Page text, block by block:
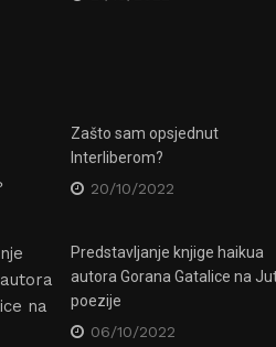
Zašto sam opsjednut
Interliberom?
20/10/2022
Predstavljanje knjige haikua
autora Gorana Gatalice na
poezije
06/10/2022
virtualnom svijetu!